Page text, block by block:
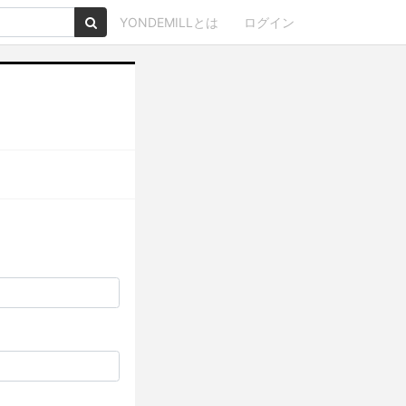
YONDEMILLとは ログイン